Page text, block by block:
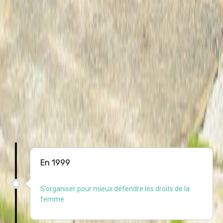
WiLDAF-AO (Women in Law and development in Africa -Afrique de
l’Ouest a la particularité d’être à la fois un réseau et une ONG
d’intervention de terrain et d’influence auprès des décideurs et des
institutions. A cet effet, Il prend part activement aux réunions des
principales institutions sous régionales, régionales et
femmes et des filles afin de faire des plaidoyers pour la prise en
actions d’envergure sous régionale sur différents thématiques,
En 1999
S’organiser pour mieux défendre les droits de la
femme